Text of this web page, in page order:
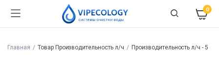
0
Главная Товар Производительность л/ч Производительность л/ч - 5